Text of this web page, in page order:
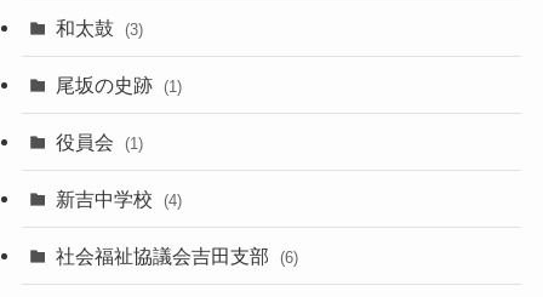
和太鼓 (3)
尾坂の史跡 (1)
役員会 (1)
新吉中学校 (4)
社会福祉協議会吉田支部 (6)